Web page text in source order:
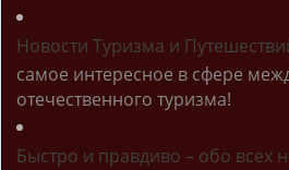
Новости Туризма и
самое интересное в сфере
отечественного туризма!
Быстро и правдиво – обо всех